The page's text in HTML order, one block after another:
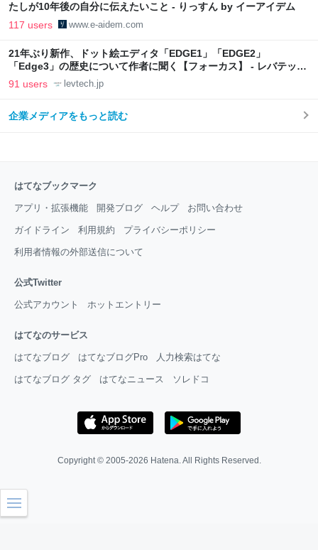
たしが10年後の自分に伝えたいこと - りっすん by イーアイデム
117 users www.e-aidem.com
21年ぶり新作、ドット絵エディタ「EDGE1」「EDGE2」
「Edge3」の歴史について作者に聞く【フォーカス】 - レバテック
LAB
91 users levtech.jp
企業メディアをもっと読む
はてなブックマーク
アプリ・拡張機能 開発ブログ ヘルプ お問い合わせ
ガイドライン 利用規約 プライバシーポリシー
利用者情報の外部送信について
公式Twitter
公式アカウント ホットエントリー
はてなのサービス
はてなブログ はてなブログPro 人力検索はてな
はてなブログ タグ はてなニュース ソレドコ
Copyright © 2005-2026 Hatena. All Rights Reserved.